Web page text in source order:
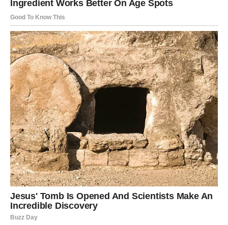
U vremenu kada se mnogi okreću zdravijim, održivim
rešenjima za ishranu biljaka,
izdvajaju kaojeftino, lako dostupno i izuzetno korisno
prirodno đubrivo. Njihova moć leži u jednostavnosti – bez
štetnih hemikalija, bez dodatnih troškova i bez složenih
postupaka.
Isprobajte ovaj metod u svojoj bašti i obratite pažnju na
promene:jače stabljike, zeleniji listovi, obilniji plodovi.
Priroda zna šta radi – na nama je samo da je slušamo.
Brzi rezime: Sve što treba da znate o
ovsenom đubrivu
Sirovina: ovsene pahuljice (mlevene u prah)